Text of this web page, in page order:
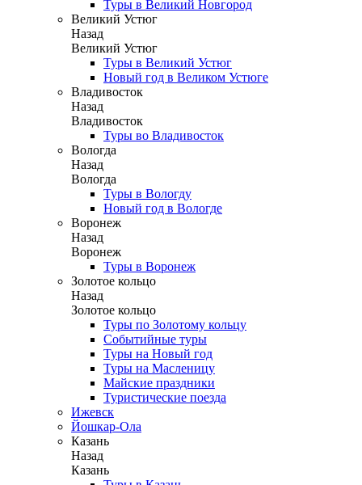
Туры в Великий Новгород
Великий Устюг
Назад
Великий Устюг
Туры в Великий Устюг
Новый год в Великом Устюге
Владивосток
Назад
Владивосток
Туры во Владивосток
Вологда
Назад
Вологда
Туры в Вологду
Новый год в Вологде
Воронеж
Назад
Воронеж
Туры в Воронеж
Золотое кольцо
Назад
Золотое кольцо
Туры по Золотому кольцу
Событийные туры
Туры на Новый год
Туры на Масленицу
Майские праздники
Туристические поезда
Ижевск
Йошкар-Ола
Казань
Назад
Казань